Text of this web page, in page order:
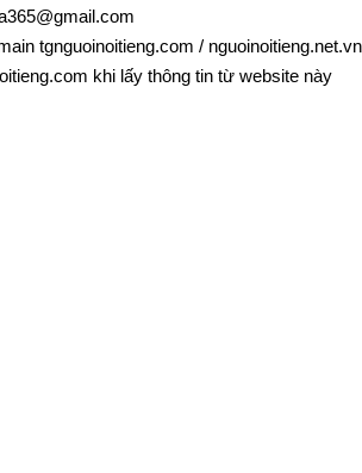
tgnguoinoitieng.com / nguoinoitieng.net.vn
khi lấy thông tin từ website này